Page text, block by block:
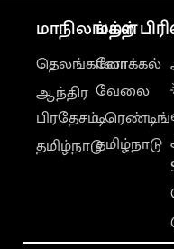
மாநிலங்கள்
தெலங்கானா
ஆந்திர
பிரதேசம்
தமிழ்நாடு
மற்ற
லோக்கல்
வேலை
டிரெண்டிங்
தமிழ்நாடு